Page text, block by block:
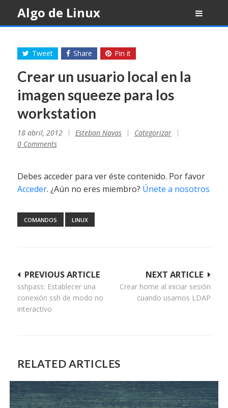
content
Algo de Linux
Tweet Share Pin it
Crear un usuario local en la
imagen squeeze para los
workstation
18 abril, 2012 Esteban Navas
Categorizar
0 Comments
Debes acceder para ver éste contenido. Por favor
Acceder. ¿Aún no eres miembro? Únete a nosotros
COMANDOS LINUX
Navegación
de
entradas
NEXT ARTICLE
Crear home al iniciar sesión
cuando usamos LDAP
PREVIOUS ARTICLE
sshpass: Establecer una
conexión ssh de modo no
interactivo
RELATED ARTICLES